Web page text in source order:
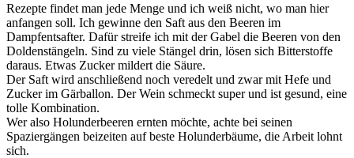
Rezepte findet man jede Menge und ich weiß nicht, wo man hier
anfangen soll. Ich gewinne den Saft aus den Beeren im
Dampfentsafter. Dafür streife ich mit der Gabel die Beeren von den
Doldenstängeln. Sind zu viele Stängel drin, lösen sich Bitterstoffe
daraus. Etwas Zucker mildert die Säure.
Der Saft wird anschließend noch veredelt und zwar mit Hefe und
Zucker im Gärballon. Der Wein schmeckt super und ist gesund, eine
tolle Kombination.
Wer also Holunderbeeren ernten möchte, achte bei seinen
Spaziergängen beizeiten auf beste Holunderbäume, die Arbeit lohnt
sich.